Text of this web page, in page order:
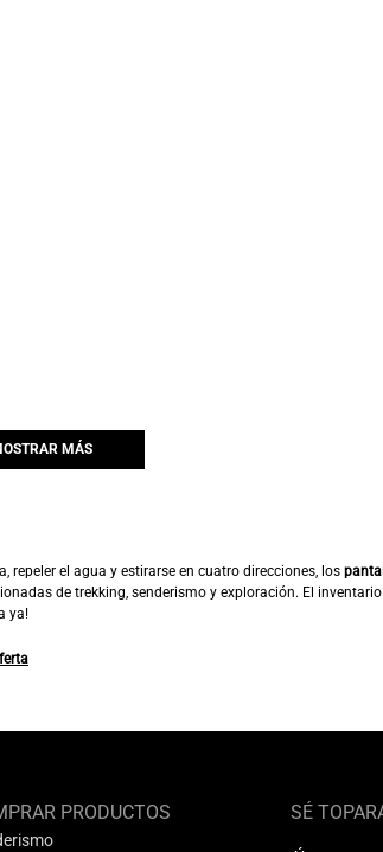
MÁS
el agua y estirarse en cuatro direcciones, los
de trekking, senderismo y exploración. El
ya!
PRODUCTOS SÉ